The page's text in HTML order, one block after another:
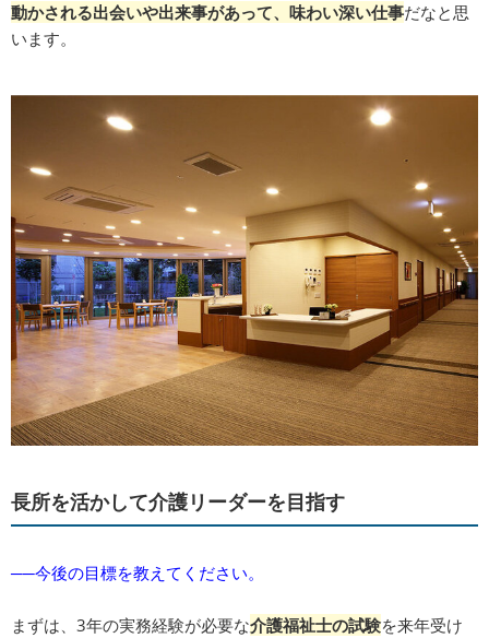
動かされる出会いや出来事があって、味わい深い仕事だなと思
います。
長所を活かして介護リーダーを目指す
──今後の目標を教えてください。
まずは、3年の実務経験が必要な介護福祉士の試験を来年受け